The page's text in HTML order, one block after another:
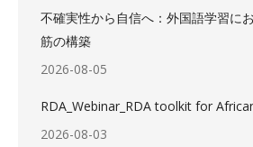
不確実性から自信へ：外国語学習に
筋の構築
2026-08-05
RDA_Webinar_RDA toolkit for
2026-08-03